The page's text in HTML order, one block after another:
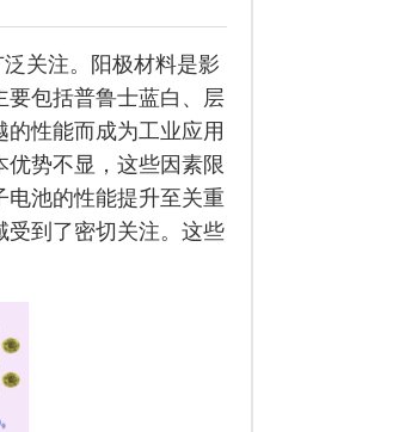
关注。阳极材料是影
要包括普鲁士蓝白、层
性能而成为工业应用
势不显，这些因素限
池的性能提升至关重
受到了密切关注。这些